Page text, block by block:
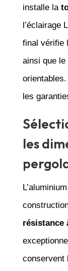
installe la
l’éclairage
final vérifie
ainsi que le
les
les
résistance
conservent